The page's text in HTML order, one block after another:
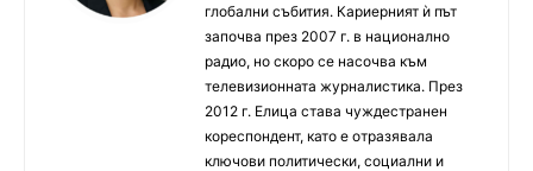
глобални събития. Кариерният ѝ път
започва през 2007 г. в национално
радио, но скоро се насочва към
телевизионната журналистика. През
2012 г. Елица става чуждестранен
кореспондент, като е отразявала
ключови политически, социални и